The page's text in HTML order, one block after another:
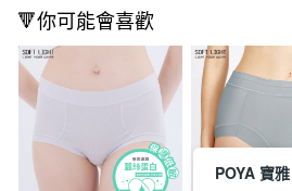
🔻你可能會喜歡
POYA 寶雅